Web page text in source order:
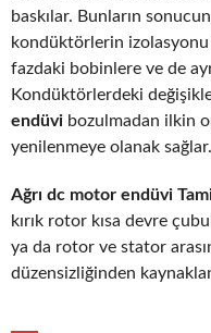
baskılar. Bunların
kondüktörlerin izolasyonu
fazdaki bobinlere ve de
Kondüktörlerdeki
endüvi bozulmadan ilkin
yenilenmeye olanak sağlar.
Ağrı dc motor endüvi
kırık rotor kısa devre
ya da rotor ve stator
düzensizliğinden